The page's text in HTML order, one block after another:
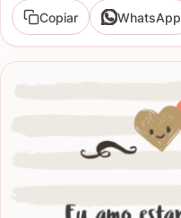
Copiar WhatsApp